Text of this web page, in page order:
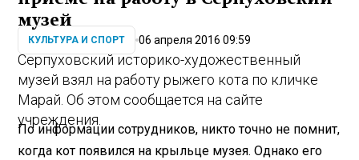
музей
КУЛЬТУРА И СПОРТ 06 апреля 2016 09:59
Серпуховский историко-художественный
музей взял на работу рыжего кота по кличке
Марай. Об этом сообщается на сайте
учреждения.
По информации сотрудников, никто точно не помнит,
когда кот появился на крыльце музея. Однако его